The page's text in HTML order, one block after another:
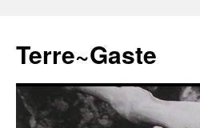
contenu
Terre~Gaste